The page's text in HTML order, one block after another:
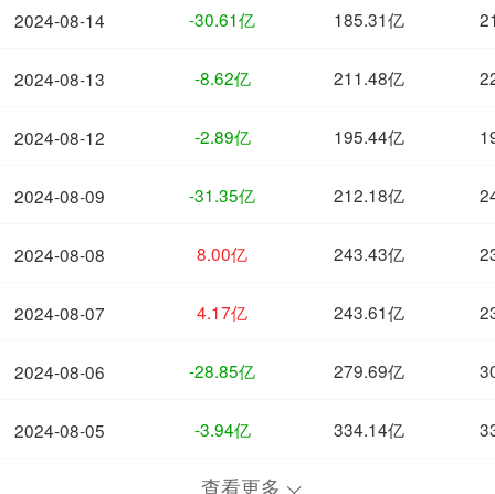
2024-08-14
2024-08-13
2024-08-12
2024-08-09
2024-08-08
2024-08-07
2024-08-06
2024-08-05
-30.61亿 185.31亿
-8.62亿 211.48亿
-2.89亿 195.44亿
-31.35亿 212.18亿
8.00亿 243.43亿
4.17亿 243.61亿
-28.85亿 279.69亿
-3.94亿 334.14亿
查看更多